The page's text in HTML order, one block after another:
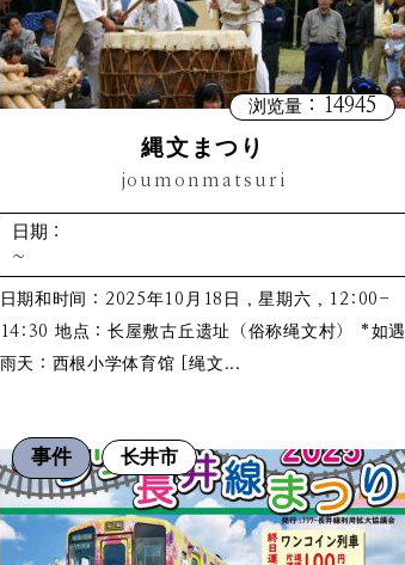
浏览量：14945
縄文まつり
joumonmatsuri
日期：
~
日期和时间：2025年10月18日，星期六，12:00-
14:30 地点：长屋敷古丘遗址（俗称绳文村） *如遇
雨天：西根小学体育馆 [绳文...
事件 长井市